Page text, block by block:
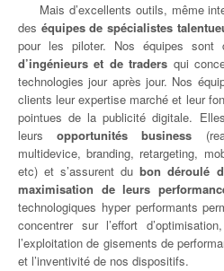
Mais d’excellents outils, même
des équipes de spécialistes
pour les piloter. Nos équipes sont
d’ingénieurs et de traders qui
technologies jour après jour. Nos
clients leur expertise marché et leur
pointues de la publicité digitale.
leursopportunités business
multidevice, branding, retargeting,
etc) et s’assurent dubon déroulé
maximisation de leurs
technologiques hyper performants
concentrer sur l’effort
l’exploitation de gisements de
et l’inventivité de nos dispositifs.